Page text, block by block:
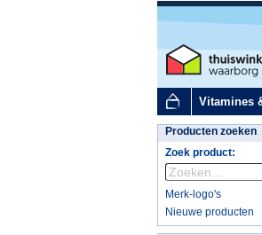
Vitamines
Producten zoeken
Zoek product:
Merk-logo's
Nieuwe producten